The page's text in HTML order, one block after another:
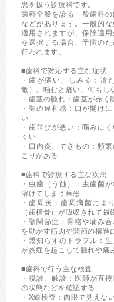
患を扱う診療科です。
歯科全般を診る一般歯科
などがあります。一般的
適用されますが、保険適
を選択する場合、予防の
行われます。
■歯科で対応する主な症状
・歯が痛い、しみる：冷
敏）、噛むと痛い、何もし
・歯茎の腫れ：歯茎が赤
・顎の違和感：口が開け
い
・歯並びが悪い：噛みに
くい
・口内炎、できもの：頻
こりがある
■歯科で診療する主な疾患
・虫歯（う蝕）：虫歯菌
溶けてしまう疾患
・歯周炎：歯周病菌によ
（歯槽骨）が吸収されて
・顎関節症：骨格や噛み
を動かす筋肉や関節の構造
・親知らずのトラブル：
が炎症を起こして腫れや痛
■歯科で行う主な検査
・視診、触診：医師が直
の状態などを確認する
・X線検査：肉眼で見えな